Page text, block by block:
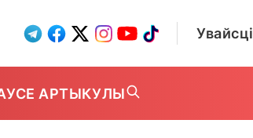
Увайсці
УСЕ АРТЫКУЛЫ